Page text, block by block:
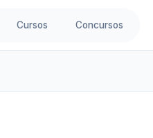
Cursos Concursos